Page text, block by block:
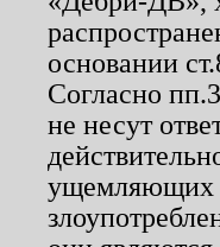
основании
Согласно
не несут
ущемляющих